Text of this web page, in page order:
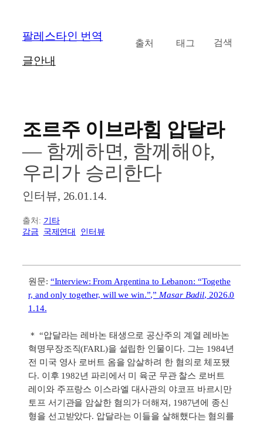
팔레스타인 번역
글안내
카테고리 태그
검검색
조르주 이브라힘 압달라
― 함께하면, 함께해야,
우리가 승리한다
인터뷰, 26.01.14.
출처: 기타
감금
국제연대 인터뷰
원문: “Interview: From Argentina to Lebanon: “Togethe
r, and only together, will we win.”,” Masar Badil, 2026.0
1.14.
＊ “압달라는 레바논 태생으로 공산주의 계열 레바논
혁명무장조직(FARL)을 설립한 인물이다. 그는 1984년
전 미국 영사 로버트 옴을 암살하려 한 혐의로 체포됐
다. 이후 1982년 파리에서 미 육군 무관 찰스 로버트
레이와 주프랑스 이스라엘 대사관의 야코프 바르시만
토프 서기관을 암살한 혐의가 더해져, 1987년에 종신
형을 선고받았다. 압달라는 이들을 살해했다는 혐의를